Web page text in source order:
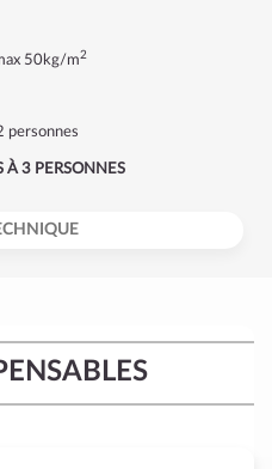
50kg/m2
personnes
À 3 PERSONNES